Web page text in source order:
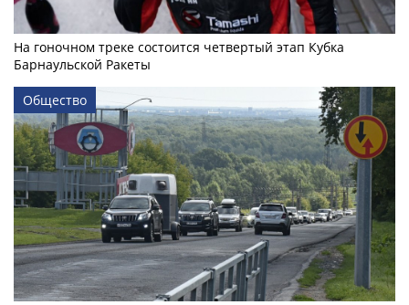
На гоночном треке состоится четвертый этап Кубка
Барнаульской Ракеты
Общество